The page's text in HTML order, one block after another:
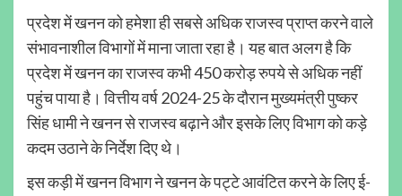
प्रदेश में खनन को हमेशा ही सबसे अधिक राजस्व प्राप्त करने वाले
संभावनाशील विभागों में माना जाता रहा है। यह बात अलग है कि
प्रदेश में खनन का राजस्व कभी 450 करोड़ रुपये से अधिक नहीं
पहुंच पाया है। वित्तीय वर्ष 2024-25 के दौरान मुख्यमंत्री पुष्कर
सिंह धामी ने खनन से राजस्व बढ़ाने और इसके लिए विभाग को कड़े
कदम उठाने के निर्देश दिए थे।
इस कड़ी में खनन विभाग ने खनन के पट्टे आवंटित करने के लिए ई-